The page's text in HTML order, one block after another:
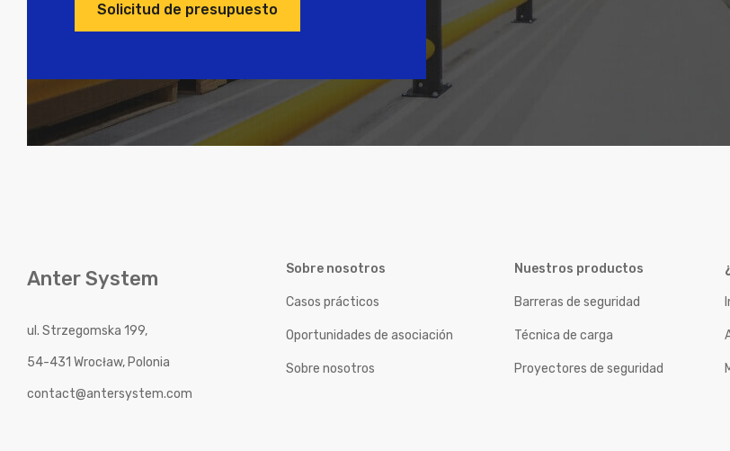
Solicitud de presupuesto
Anter System
ul. Strzegomska 199,
54-431 Wrocław, Polonia
contact@antersystem.com
Sobre nosotros
Casos prácticos
Oportunidades de asociación
Sobre nosotros
Nuestros productos
Barreras de seguridad
Técnica de carga
Proyectores de seguridad